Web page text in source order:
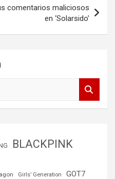
comentarios maliciosos
en ‘Solarsido’
BLACKPINK
Girls’ Generation GOT7